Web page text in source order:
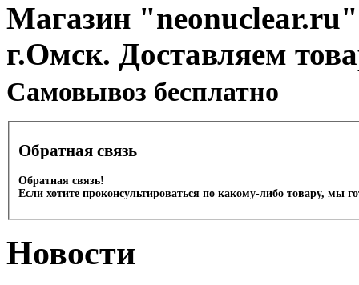
Магазин
г.Омск. Доставляем
Cамовывоз бесплатно
Обратная связь
Обратная связь!
Если хотите проконсультироваться по какому-либо товару, мы
Новости